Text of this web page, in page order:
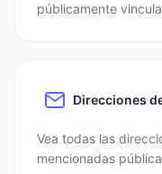
públicamente
Direcciones
Vea todas las
mencionadas